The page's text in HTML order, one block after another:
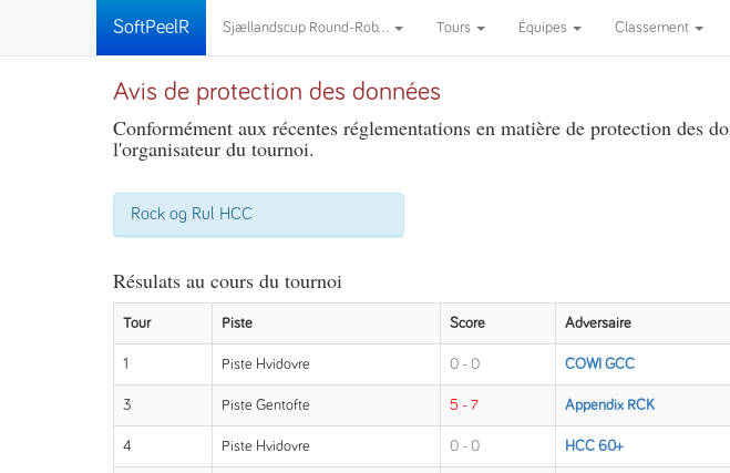
SoftPeelR Sjællandscup Round-Rob... Tours Équipes Classement
Avis de protection des données
Conformément aux récentes réglementations en matière de protection des
l'organisateur du tournoi.
Rock og Rul HCC
Résulats au cours du tournoi
Tour Piste Score Adversaire
1 Piste Hvidovre 0 - 0 COWI GCC
3 Piste Gentofte 5 - 7 Appendix RCK
4 Piste Hvidovre 0 - 0 HCC 60+